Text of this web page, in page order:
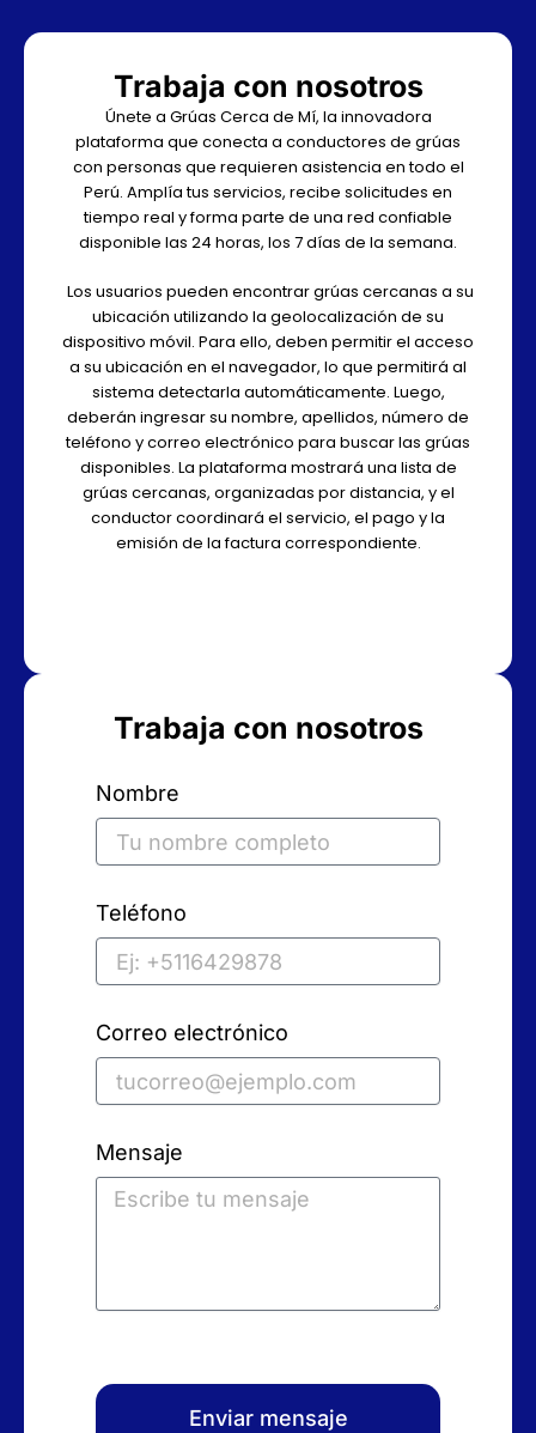
Trabaja con nosotros
Únete a Grúas Cerca de Mí, la innovadora
plataforma que conecta a conductores de grúas
con personas que requieren asistencia en todo el
Perú. Amplía tus servicios, recibe solicitudes en
tiempo real y forma parte de una red confiable
disponible las 24 horas, los 7 días de la semana.
Los usuarios pueden encontrar grúas cercanas a su
ubicación utilizando la geolocalización de su
dispositivo móvil. Para ello, deben permitir el acceso
a su ubicación en el navegador, lo que permitirá al
sistema detectarla automáticamente. Luego,
deberán ingresar su nombre, apellidos, número de
teléfono y correo electrónico para buscar las grúas
disponibles. La plataforma mostrará una lista de
grúas cercanas, organizadas por distancia, y el
conductor coordinará el servicio, el pago y la
emisión de la factura correspondiente.
Trabaja con nosotros
Nombre
Teléfono
Correo electrónico
Mensaje
Enviar mensaje